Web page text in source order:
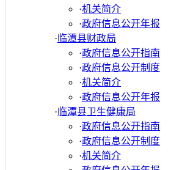
·机关简介
·政府信息公开年报
· 临潭县财政局
·政府信息公开指南
·政府信息公开制度
·机关简介
·政府信息公开年报
· 临潭县卫生健康局
·政府信息公开指南
·政府信息公开制度
·机关简介